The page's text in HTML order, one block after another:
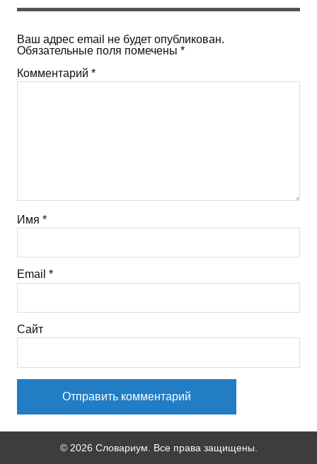
Ваш адрес email не будет опубликован.
Обязательные поля помечены *
Комментарий *
Имя *
Email *
Сайт
© 2026 Словариум. Все права защищены.